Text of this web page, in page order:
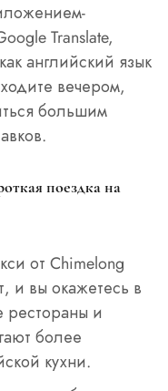
Translate,
английский язык
вечером,
большим
поездка на
от Chimelong
и вы окажетесь в
и
более
кухни.